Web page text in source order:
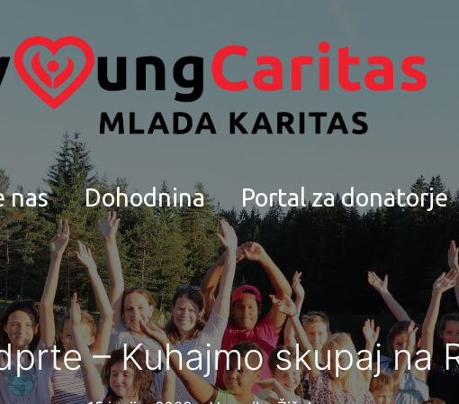
nas Dohodnina Portal za donatorje
– Kuhajmo skupaj na